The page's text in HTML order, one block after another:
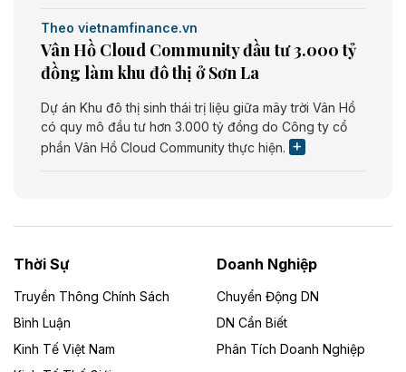
Theo vietnamfinance.vn
Vân Hồ Cloud Community đầu tư 3.000 tỷ
đồng làm khu đô thị ở Sơn La
Dự án Khu đô thị sinh thái trị liệu giữa mây trời Vân Hồ
có quy mô đầu tư hơn 3.000 tỷ đồng do Công ty cổ
phần Vân Hồ Cloud Community thực hiện.
Dự án Nhà máy xử lý rác và phát điện Bắc Giang do
Công ty TNHH Năng lượng môi trường Bắc Giang làm
Theo vietnamfinance.vn
Thời Sự
Truyền Thông Chính Sách
Bình Luận
Kinh Tế Việt Nam
Doanh Nghiệp
Chuyển Động DN
DN Cần Biết
Phân Tích Doanh Nghiệp